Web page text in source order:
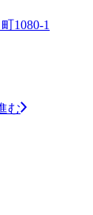
1080-1
む